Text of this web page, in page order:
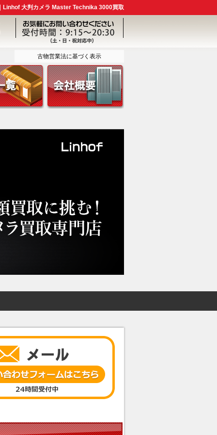
Linhof 大判カメラ Master Technika 3000買取
古物営業法に基づく表示